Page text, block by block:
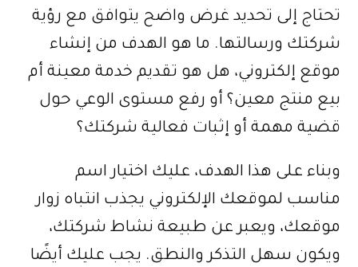
تحتاج إلى تحديد غرض واضح يتوافق مع رؤية
شركتك ورسالتها. ما هو الهدف من إنشاء
موقع إلكتروني، هل هو تقديم خدمة معينة أم
بيع منتج معين؟ أو رفع مستوى الوعي حول
قضية مهمة أو إثبات فعالية شركتك؟
وبناء على هذا الهدف، عليك اختيار اسم
مناسب لموقعك الإلكتروني يجذب انتباه زوار
موقعك، ويعبر عن طبيعة نشاط شركتك،
ويكون سهل التذكر والنطق. يجب عليك أيضًا